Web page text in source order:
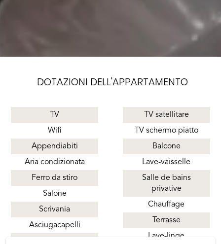
DOTAZIONI DELL'APPARTAMENTO
TV
Wifi
Appendiabiti
Aria condizionata
Ferro da stiro
Salone
Scrivania
Asciugacapelli
TV satellitare
TV schermo piatto
Balcone
Lave-vaisselle
Salle de bains
privative
Chauffage
Terrasse
Lave-linge